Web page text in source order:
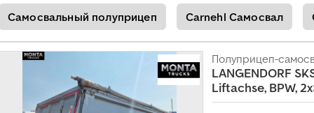
о
б
ъ
я
в
л
Самосвальный полуприцеп
Carnehl Самосвал
Полуприцеп-
LANGENDORF
Liftachse, BPW,